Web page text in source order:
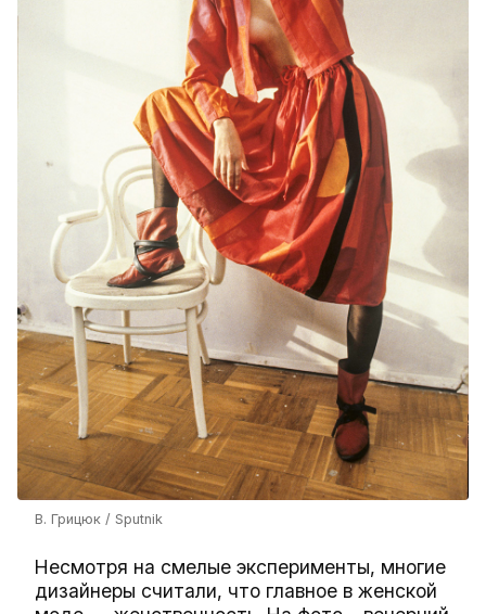
В. Грицюк / Sputnik
Несмотря на смелые эксперименты, многие
дизайнеры считали, что главное в женской